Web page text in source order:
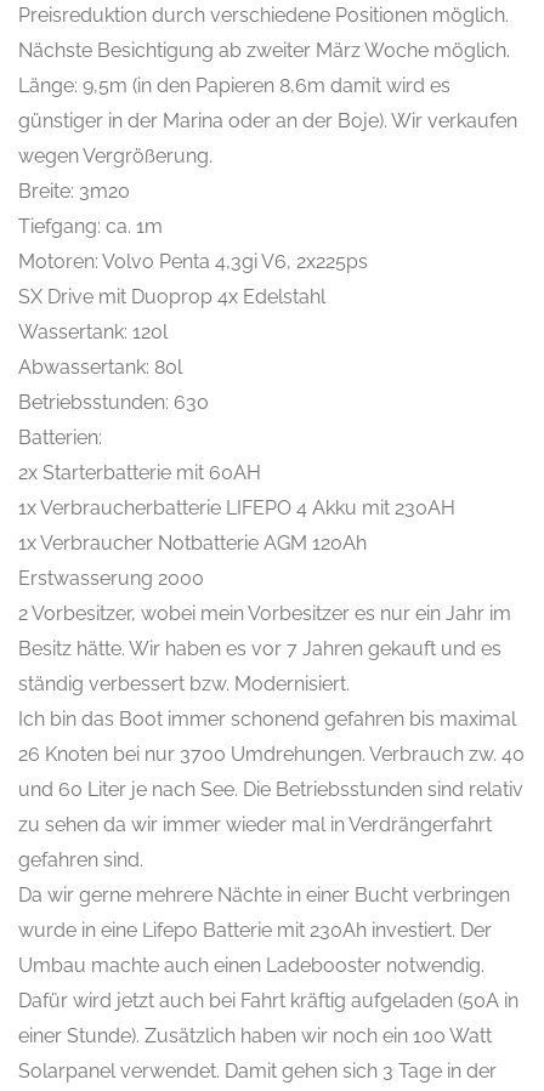
Preisreduktion durch verschiedene Positionen möglich.
Nächste Besichtigung ab zweiter März Woche möglich.
Länge: 9,5m (in den Papieren 8,6m damit wird es
günstiger in der Marina oder an der Boje). Wir verkaufen
wegen Vergrößerung.
Breite: 3m20
Tiefgang: ca. 1m
Motoren: Volvo Penta 4,3gi V6, 2x225ps
SX Drive mit Duoprop 4x Edelstahl
Wassertank: 120l
Abwassertank: 80l
Betriebsstunden: 630
Batterien:
2x Starterbatterie mit 60AH
1x Verbraucherbatterie LIFEPO 4 Akku mit 230AH
1x Verbraucher Notbatterie AGM 120Ah
Erstwasserung 2000
2 Vorbesitzer, wobei mein Vorbesitzer es nur ein Jahr im
Besitz hätte. Wir haben es vor 7 Jahren gekauft und es
ständig verbessert bzw. Modernisiert.
Ich bin das Boot immer schonend gefahren bis maximal
26 Knoten bei nur 3700 Umdrehungen. Verbrauch zw. 40
und 60 Liter je nach See. Die Betriebsstunden sind relativ
zu sehen da wir immer wieder mal in Verdrängerfahrt
gefahren sind.
Da wir gerne mehrere Nächte in einer Bucht verbringen
wurde in eine Lifepo Batterie mit 230Ah investiert. Der
Umbau machte auch einen Ladebooster notwendig.
Dafür wird jetzt auch bei Fahrt kräftig aufgeladen (50A in
einer Stunde). Zusätzlich haben wir noch ein 100 Watt
Solarpanel verwendet. Damit gehen sich 3 Tage in der